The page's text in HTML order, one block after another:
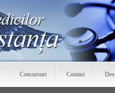
Concursuri Contact